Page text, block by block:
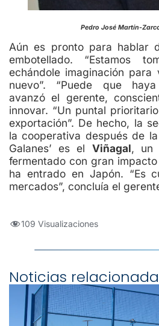
Pedro José Martín-
Aún es pronto para hablar
embotellado. “Estamos
echándole imaginación
nuevo”. “Puede que
avanzó el gerente,
innovar. “Un puntal
exportación”. De hecho, la
la cooperativa después de
Galanes’ es el Viñagal, un
fermentado con gran
ha entrado en Japón. “Es
mercados”, concluía el
109 Visualizaciones
Noticias